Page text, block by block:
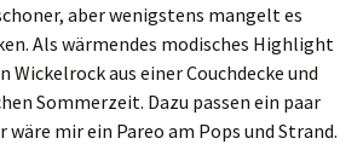
aber wenigstens mangelt es
Als wärmendes modisches Highlight
Wickelrock aus einer Couchdecke und
Sommerzeit. Dazu passen ein paar
mir ein Pareo am Pops und Strand.